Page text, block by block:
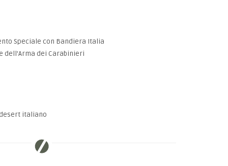
Speciale con Bandiera Italia
dell'Arma dei Carabinieri
italiano